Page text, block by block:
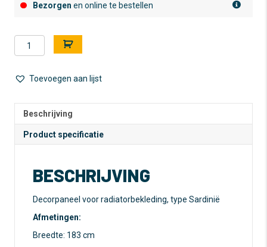
Bezorgen en online te bestellen
Decorpaneel
-
-
183
x
cm
l
e
n
t
i
:
Toevoegen aan lijst
Beschrijving
Product specificatie
BESCHRIJVING
Decorpaneel voor radiatorbekleding, type Sardinië
Afmetingen:
Breedte: 183 cm